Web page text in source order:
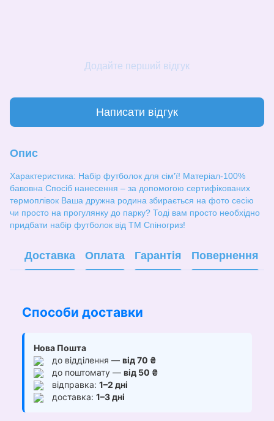
Додайте перший відгук
Написати відгук
Опис
Характеристика: Набір футболок для сім'ї! Матеріал-100%
бавовна Спосіб нанесення – за допомогою сертифікованих
термоплівок Ваша дружна родина збирається на фото сесію
чи просто на прогулянку до парку? Тоді вам просто необхідно
придбати набір футболок від ТМ Спіногриз!
Доставка Оплата Гарантія Повернення
Способи доставки
Нова Пошта
до відділення — від 70 ₴
до поштомату — від 50 ₴
відправка: 1–2 дні
доставка: 1–3 дні